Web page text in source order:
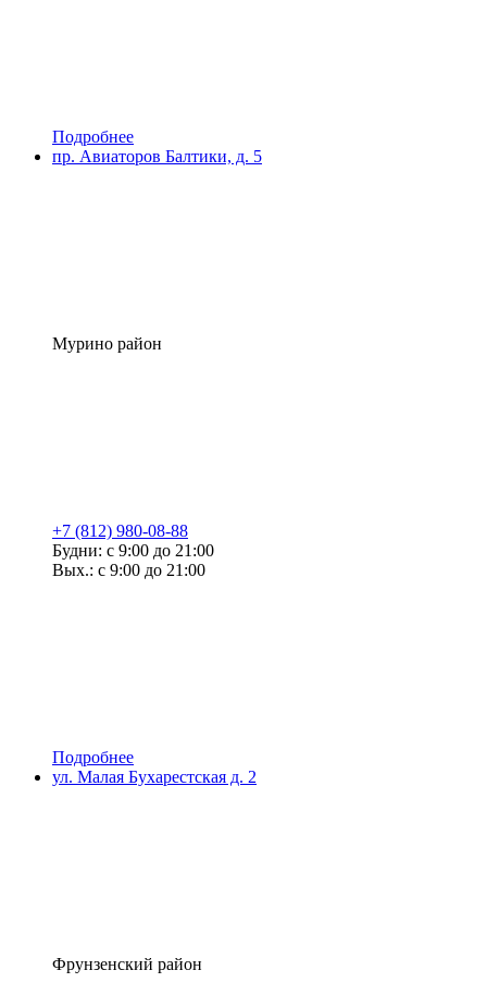
Подробнее
пр. Авиаторов Балтики, д. 5
Мурино район
+7 (812) 980-08-88
Будни: с 9:00 до 21:00
Вых.: с 9:00 до 21:00
Подробнее
ул. Малая Бухарестская д. 2
Фрунзенский район